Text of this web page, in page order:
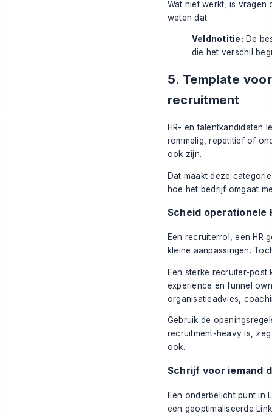
Wat niet werkt, is vragen
weten dat.
Veldnotitie: De
die het verschil
5. Template
recruitment
HR- en talentkandidaten
rommelig, repetitief of
ook zijn.
Dat maakt deze
hoe het bedrijf omgaat
Scheid operationele
Een recruiterrol, een HR
kleine aanpassingen.
Een sterke recruiter-post
experience en funnel
organisatieadvies,
Gebruik de
recruitment-heavy is,
ook.
Schrijf voor iemand
Een onderbelicht punt in
een geoptimaliseerde